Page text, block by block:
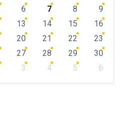
6 7 8
9
13 14 15
16
20 21 22
23
27 28 29
30
3 4 5
6